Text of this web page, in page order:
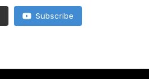
Subscribe